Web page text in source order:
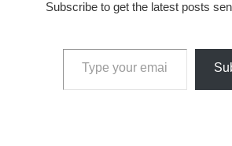
Subscribe to get the latest posts
Type your email…